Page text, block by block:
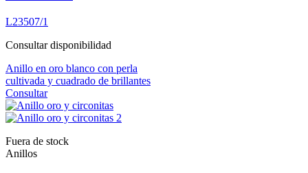
L23507/1
Consultar disponibilidad
Anillo en oro blanco con perla
cultivada y cuadrado de brillantes
Consultar
Fuera de stock
Anillos